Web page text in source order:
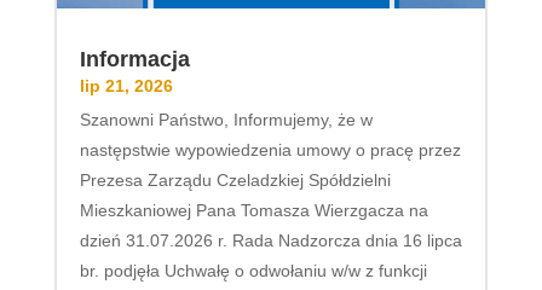
Informacja
lip 21, 2026
Szanowni Państwo, Informujemy, że w
następstwie wypowiedzenia umowy o pracę przez
Prezesa Zarządu Czeladzkiej Spółdzielni
Mieszkaniowej Pana Tomasza Wierzgacza na
dzień 31.07.2026 r. Rada Nadzorcza dnia 16 lipca
br. podjęła Uchwałę o odwołaniu w/w z funkcji